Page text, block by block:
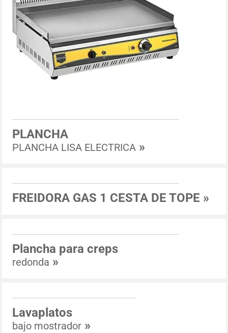
PLANCHA
PLANCHA LISA ELECTRICA »
FREIDORA GAS 1 CESTA DE TOPE »
Plancha para creps
redonda »
Lavaplatos
bajo mostrador »